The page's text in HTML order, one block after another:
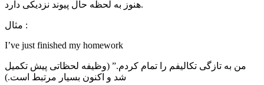
هنوز به لحظه حال پیوند نزدیکی دارد.
مثال :
I’ve just finished my homework
من به تازگی تکالیفم را تمام کردم.” (وظیفه لحظاتی پیش تکمیل
شد و اکنون بسیار مرتبط است.)